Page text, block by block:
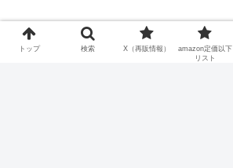
トップ 検索 X（再販情報）
amazon定価以下
リスト